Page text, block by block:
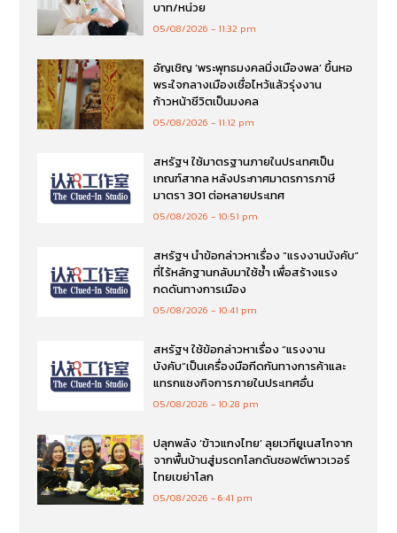
บาท/หน่วย
05/08/2026 11:32 pm
อัญเชิญ ‘พระพุทธมงคลมิ่งเมืองพล’ ขึ้นหอ
พระใจกลางเมืองเชื่อไหว้แล้วรุ่งงาน
ก้าวหน้าชีวิตเป็นมงคล
05/08/2026 11:12 pm
สหรัฐฯ ใช้มาตรฐานภายในประเทศเป็น
เกณฑ์สากล หลังประกาศมาตรการภาษี
มาตรา 301 ต่อหลายประเทศ
05/08/2026 10:51 pm
สหรัฐฯ นำข้อกล่าวหาเรื่อง “แรงงานบังคับ”
ที่ไร้หลักฐานกลับมาใช้ซ้ำ เพื่อสร้างแรง
กดดันทางการเมือง
05/08/2026 10:41 pm
สหรัฐฯ ใช้ข้อกล่าวหาเรื่อง “แรงงาน
บังคับ”เป็นเครื่องมือกีดกันทางการค้าและ
แทรกแซงกิจการภายในประเทศอื่น
05/08/2026 10:28 pm
ปลุกพลัง ‘ข้าวแกงไทย’ ลุยเวทียูเนสโกจาก
จากพื้นบ้านสู่มรดกโลกดันซอฟต์พาวเวอร์
ไทยเขย่าโลก
05/08/2026 6:41 pm